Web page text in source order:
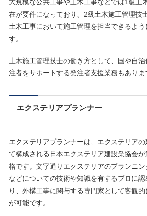
大規模な公共工事や土木工事などでは1級土
在が要件になっており、2級土木施工管理技
土木工事において施工管理を担当できるよ
す。
土木施工管理技士の働き方として、国や自
注者をサポートする発注者支援業務もありま
エクステリアプランナー
エクステリアプランナーは、エクステリア
て構成される日本エクステリア建設業協会
格です。文字通りエクステリアのプランニ
などについての技術や知識を有するプロに
り、外構工事に関与する専門家として客観
が可能です。